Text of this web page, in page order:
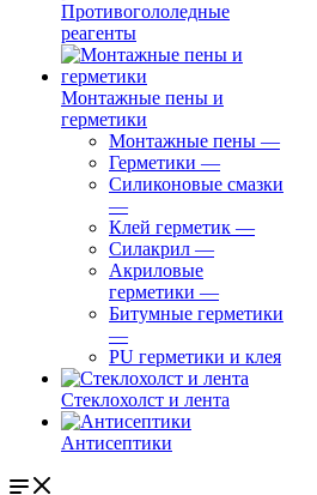
Противогололедные
реагенты
Монтажные пены и
герметики
Монтажные пены —
Герметики —
Силиконовые смазки
—
Клей герметик —
Силакрил —
Акриловые
герметики —
Битумные герметики
—
PU герметики и клея
Стеклохолст и лента
Антисептики